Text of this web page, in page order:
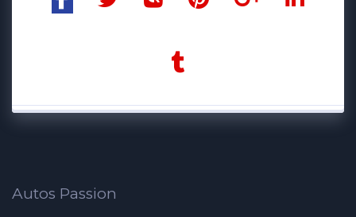
Autos Passion